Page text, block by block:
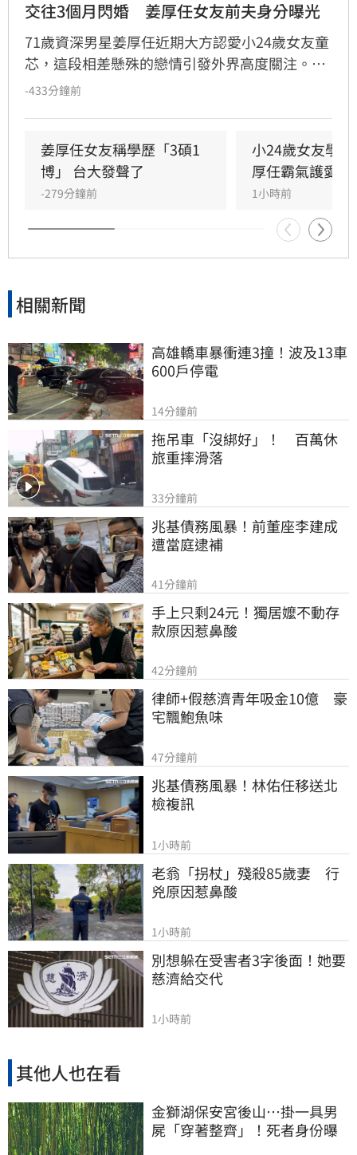
交往3個月閃婚　姜厚任女友前夫身分曝光
71歲資深男星姜厚任近期大方認愛小24歲女友童
芯，這段相差懸殊的戀情引發外界高度關注。隨
後，女方過往婚姻史被起底，據悉童芯曾於2014
博」的學歷也遭到網友質疑造假。面對外界排山
倒海的輿論與質疑，姜厚任透過媒體公開回應，
強調自己對於女友的過往有充分了解，並呼籲外
-433分鐘前
姜厚任女友稱學歷「3碩1
博」 台大發聲了
-279分鐘前
小24歲女友學
厚任霸氣護愛回
1小時前
相關新聞
高雄轎車暴衝連3撞！波及13車
600戶停電
14分鐘前
拖吊車「沒綁好」！　百萬休
旅重摔滑落
33分鐘前
兆基債務風暴！前董座李建成
遭當庭逮補
41分鐘前
手上只剩24元！獨居嬤不動存
款原因惹鼻酸
42分鐘前
律師+假慈濟青年吸金10億　豪
宅飄鮑魚味
47分鐘前
兆基債務風暴！林佑任移送北
檢複訊
1小時前
老翁「拐杖」殘殺85歲妻　行
兇原因惹鼻酸
1小時前
別想躲在受害者3字後面！她要
慈濟給交代
1小時前
其他人也在看
金獅湖保安宮後山…掛一具男
屍「穿著整齊」！死者身份曝